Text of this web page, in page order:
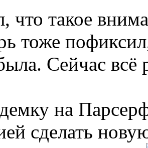
что такое
тоже
Сейчас всё
на
сделать